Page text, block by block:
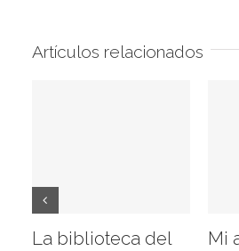
Artículos relacionados
La biblioteca del
Mi